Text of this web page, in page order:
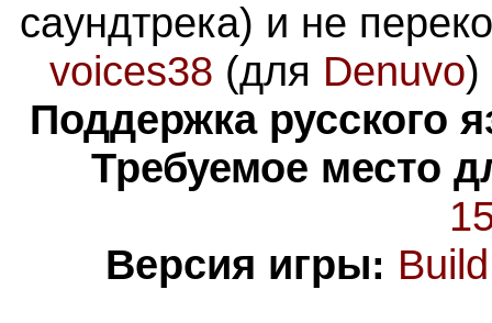
саундтрека) и не
voices38 (для Denuvo)
Поддержка русского
Требуемое место
Версия игры: